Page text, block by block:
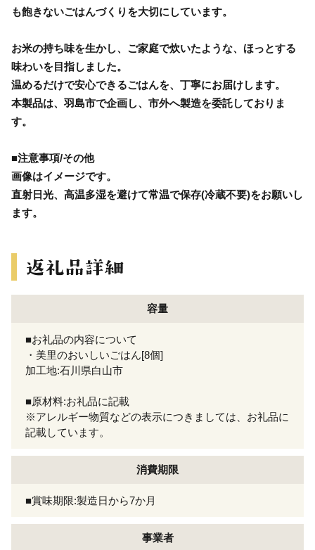
も飽きないごはんづくりを大切にしています。
お米の持ち味を生かし、ご家庭で炊いたような、ほっとする
味わいを目指しました。
温めるだけで安心できるごはんを、丁寧にお届けします。
本製品は、羽島市で企画し、市外へ製造を委託しておりま
す。
■注意事項/その他
画像はイメージです。
直射日光、高温多湿を避けて常温で保存(冷蔵不要)をお願いし
ます。
容量
■お礼品の内容について
・美里のおいしいごはん[8個]
加工地:石川県白山市
■原材料:お礼品に記載
※アレルギー物質などの表示につきましては、お礼品に
記載しています。
消費期限
■賞味期限:製造日から7か月
事業者